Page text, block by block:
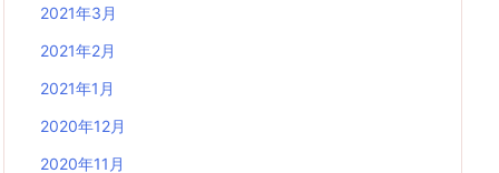
2021年3月
2021年2月
2021年1月
2020年12月
2020年11月